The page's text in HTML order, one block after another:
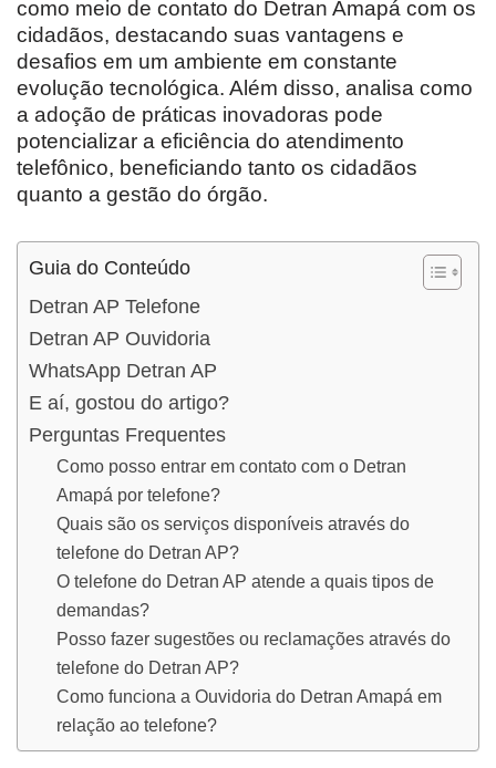
como meio de contato do Detran Amapá com os
cidadãos, destacando suas vantagens e
desafios em um ambiente em constante
evolução tecnológica. Além disso, analisa como
a adoção de práticas inovadoras pode
potencializar a eficiência do atendimento
telefônico, beneficiando tanto os cidadãos
quanto a gestão do órgão.
Guia do Conteúdo
Detran AP Telefone
Detran AP Ouvidoria
WhatsApp Detran AP
E aí, gostou do artigo?
Perguntas Frequentes
Como posso entrar em contato com o Detran
Amapá por telefone?
Quais são os serviços disponíveis através do
telefone do Detran AP?
O telefone do Detran AP atende a quais tipos de
demandas?
Posso fazer sugestões ou reclamações através do
telefone do Detran AP?
Como funciona a Ouvidoria do Detran Amapá em
relação ao telefone?